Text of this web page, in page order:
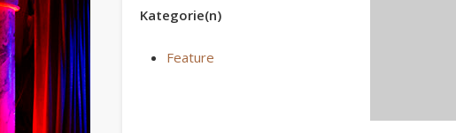
Kategorie(n)
Feature